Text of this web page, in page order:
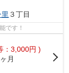
３丁目
です！
：3,000円 )
月